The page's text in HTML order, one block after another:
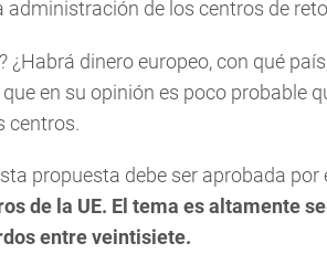
administración de los centros de
¿Habrá dinero europeo, con qué
en su opinión es poco probable
centros.
propuesta debe ser aprobada por
de la UE. El tema es altamente
entre veintisiete.